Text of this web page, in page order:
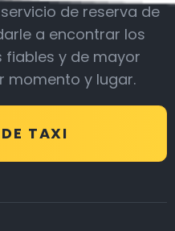
de reserva de
a encontrar los
fiables y de mayor
momento y lugar.
TAXI